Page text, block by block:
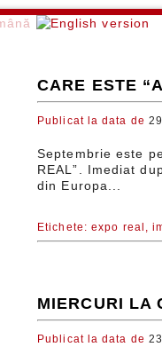
CARE ESTE
Publicat la data de
Septembrie este
REAL”. Imediat
din Europa...
Etichete: expo real,
MIERCURI LA
Publicat la data de